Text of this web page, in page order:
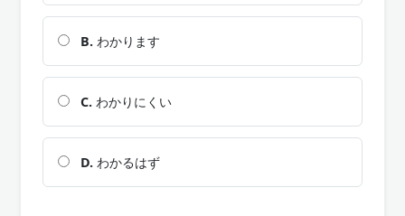
B. わかります
C. わかりにくい
D. わかるはず